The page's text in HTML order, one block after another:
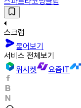
스크랩
물어보기
서비스 전체보기
위시켓
요즘IT